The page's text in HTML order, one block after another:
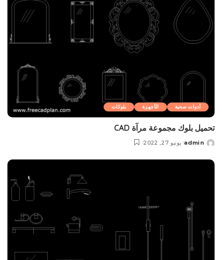
أدوات صحية الأجهزة بلوکات
تحميل بلوك مجموعة مرآة CAD
Posted
admin يونيو 27, 2022